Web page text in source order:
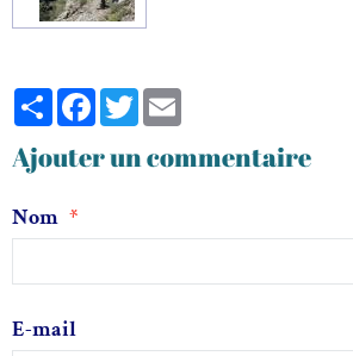
PartagerFacebook
Twitter
Ajouter un commentaire
Nom
E-mail